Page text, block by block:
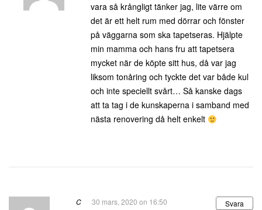
vara så krångligt tänker jag, lite värre om
det är ett helt rum med dörrar och fönster
på väggarna som ska tapetseras. Hjälpte
min mamma och hans fru att tapetsera
mycket när de köpte sitt hus, då var jag
liksom tonåring och tyckte det var både kul
och inte speciellt svårt… Så kanske dags
att ta tag i de kunskaperna i samband med
nästa renovering då helt enkelt
C 30 mars, 2020 on 16:50 Svara